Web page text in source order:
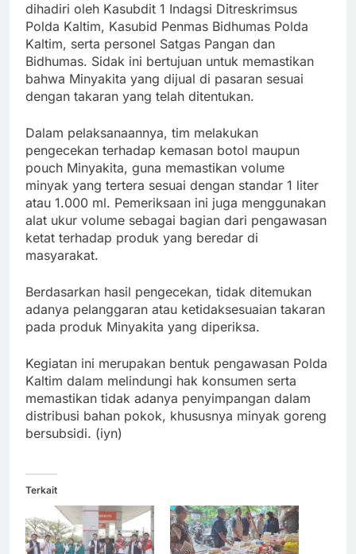
dihadiri oleh Kasubdit 1 Indagsi Ditreskrimsus
Polda Kaltim, Kasubid Penmas Bidhumas Polda
Kaltim, serta personel Satgas Pangan dan
Bidhumas. Sidak ini bertujuan untuk memastikan
bahwa Minyakita yang dijual di pasaran sesuai
dengan takaran yang telah ditentukan.
Dalam pelaksanaannya, tim melakukan
pengecekan terhadap kemasan botol maupun
pouch Minyakita, guna memastikan volume
minyak yang tertera sesuai dengan standar 1 liter
atau 1.000 ml. Pemeriksaan ini juga menggunakan
alat ukur volume sebagai bagian dari pengawasan
ketat terhadap produk yang beredar di
masyarakat.
Berdasarkan hasil pengecekan, tidak ditemukan
adanya pelanggaran atau ketidaksesuaian takaran
pada produk Minyakita yang diperiksa.
Kegiatan ini merupakan bentuk pengawasan Polda
Kaltim dalam melindungi hak konsumen serta
memastikan tidak adanya penyimpangan dalam
distribusi bahan pokok, khususnya minyak goreng
bersubsidi. (iyn)
Terkait